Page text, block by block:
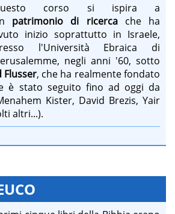
corso si ispira a
patrimonio di ricercache ha
inizio soprattutto in Israele,
l'Università Ebraica di
negli anni '60, sotto
Flusser, che ha realmente fondato
è stato seguito fino ad oggi da
Kister, David Brezis, Yair
altri...).